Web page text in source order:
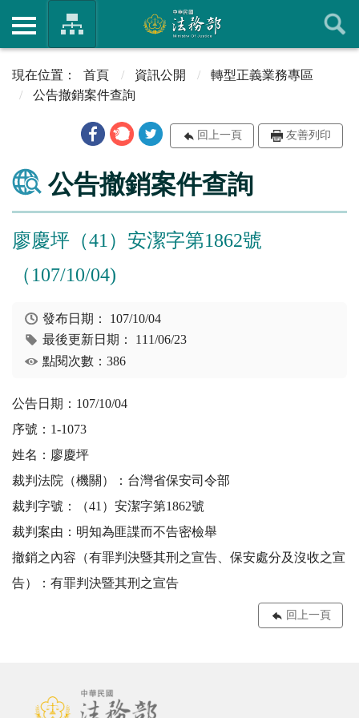
首頁 資訊公開
轉型正義業務專區
公告撤銷案件查詢
回上一頁 友善列印
公告撤銷案件查詢
廖慶坪（41）安潔字第1862號
（107/10/04)
發布日期： 107/10/04
最後更新日期： 111/06/23
點閱次數：386
公告日期：107/10/04
序號：1-1073
姓名：廖慶坪
裁判法院（機關）：台灣省保安司令部
裁判字號：（41）安潔字第1862號
裁判案由：明知為匪諜而不告密檢舉
撤銷之內容（有罪判決暨其刑之宣告、保安處分及沒收之宣
告）：有罪判決暨其刑之宣告
回上一頁